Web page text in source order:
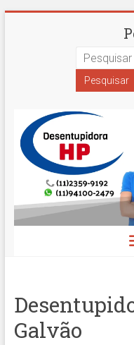
Paulo
Hidro
Prime
Galvão